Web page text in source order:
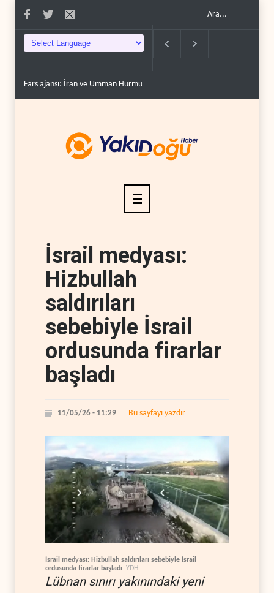
Fars ajansı: İran ve Umman Hürmüz Boğazı için geçiş..
İsrail medyası:
Hizbullah
saldırıları
sebebiyle İsrail
ordusunda firarlar
başladı
11/05/26 - 11:29 Bu sayfayı yazdır
İsrail medyası: Hizbullah saldırıları sebebiyle İsrail
ordusunda firarlar başladı YDH
Lübnan sınırı yakınındaki yeni